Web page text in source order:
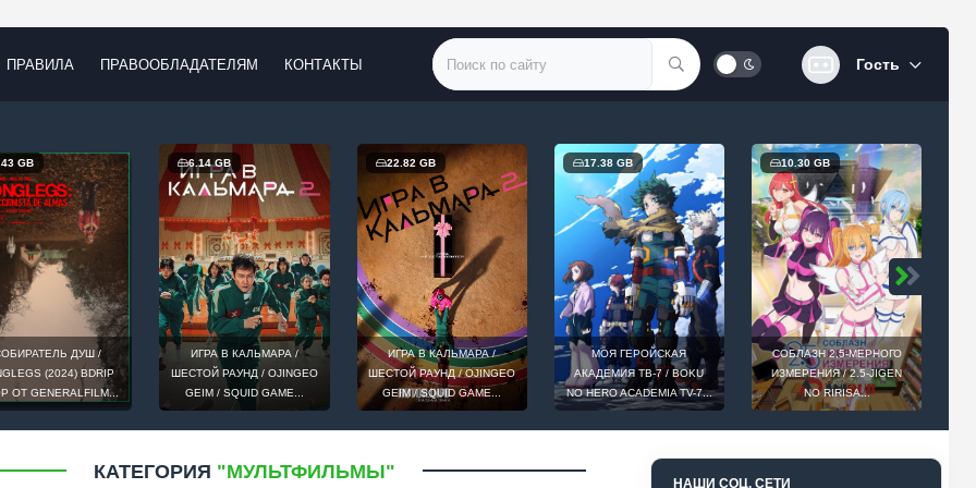
ПРАВИЛА ПРАВООБЛАДАТЕЛЯМ КОНТАКТЫ Гость
GB
ДУШ /
(2024) BDRIP
ОТ GENERALFILM...
6.14 GB
ИГРА В КАЛЬМАРА /
ШЕСТОЙ РАУНД / OJINGEO
GEIM / SQUID GAME...
22.82 GB
ИГРА В КАЛЬМАРА /
ШЕСТОЙ РАУНД / OJINGEO
GEIM / SQUID GAME...
17.38 GB
МОЯ ГЕРОЙСКАЯ
АКАДЕМИЯ ТВ-7 / BOKU
NO HERO ACADEMIA TV-7...
10.30 GB
СОБЛАЗН 2,5-МЕРНОГО
ИЗМЕРЕНИЯ / 2.5-JIGEN
NO RIRISA...
КАТЕГОРИЯ "МУЛЬТФИЛЬМЫ"
НАШИ СОЦ. СЕТИ